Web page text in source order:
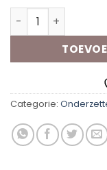
Onderzetter "
Categorie: